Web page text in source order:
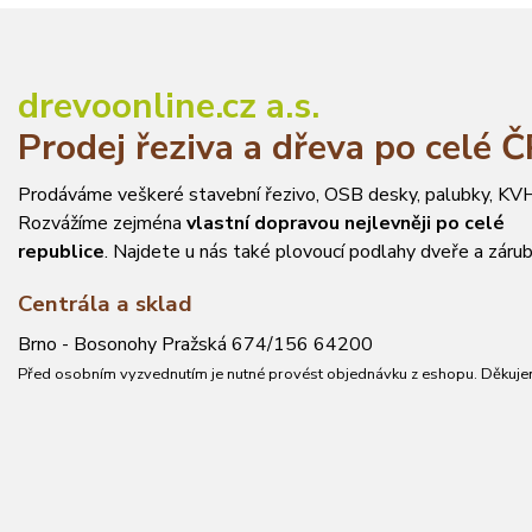
drevoonline.cz a.s.
Prodej řeziva a dřeva po celé
Prodáváme veškeré stavební řezivo, OSB desky, palubky,
Rozvážíme zejména vlastní dopravou nejlevněji po celé
republice. Najdete u nás také plovoucí podlahy dveře a
Centrála a sklad
Brno - Bosonohy Pražská 674/156 64200
Před osobním vyzvednutím je nutné provést objednávku z eshopu.